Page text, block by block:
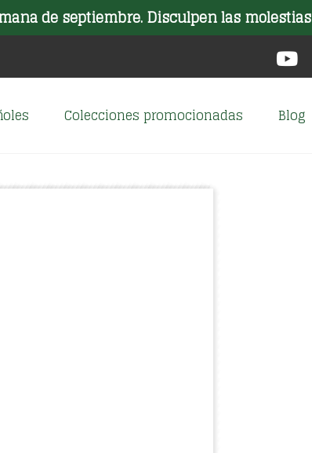
de septiembre. Disculpen las molestias
Colecciones promocionadas Blog